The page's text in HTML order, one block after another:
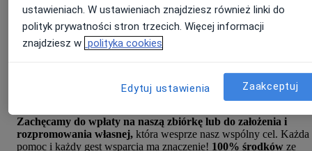
Podaruj zdrowie w prezencie i wspieraj razem z nami organizację
Lekarze bez Granic. Razem możemy dotrzeć z do większej liczby
osób i zapewnić im niezbędną pomoc medyczną. Twoja wsparcie
Zachęcamy do wpłaty na naszą zbiórkę lub do założenia i
rozpromowania własnej, która wesprze nasz wspólny cel. Każda
pomoc i każdy gest wsparcia ma znaczenie! 100% środków ze
ustawieniach. W ustawieniach znajdziesz również linki do
polityk prywatności stron trzecich. Więcej informacji
znajdziesz w polityka cookies
Edytuj ustawienia Zaakceptuj